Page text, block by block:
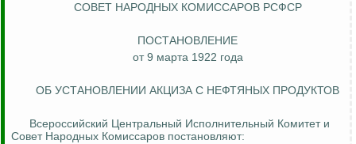
СОВЕТ НАРОДНЫХ КОМИССАРОВ РСФСР
ПОСТАНОВЛЕНИЕ
от 9 марта 1922 года
ОБ УСТАНОВЛЕНИИ АКЦИЗА С НЕФТЯНЫХ ПРОДУКТОВ
Всероссийский Центральный Исполнительный Комитет и
Совет Народных Комиссаров постановляют: